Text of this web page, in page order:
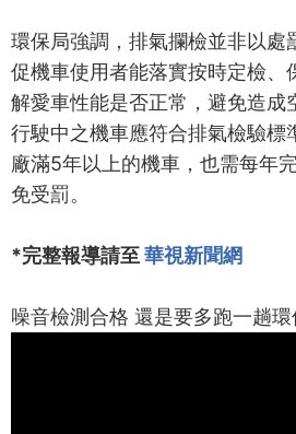
環保局強調，排氣攔檢並非以處
促機車使用者能落實按時定檢、
解愛車性能是否正常，避免造成
行駛中之機車應符合排氣檢驗標
廠滿5年以上的機車，也需每年
免受罰。
*完整報導請至華視新聞網
噪音檢測合格 還是要多跑一趟環